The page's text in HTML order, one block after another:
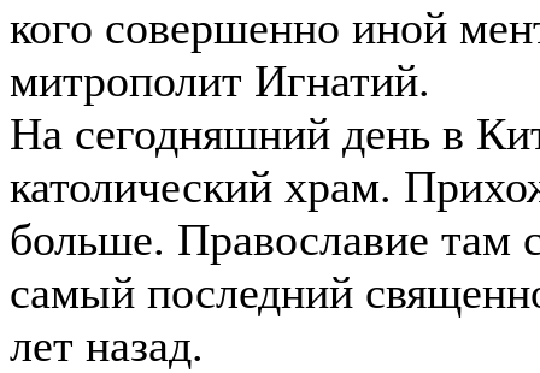
кого совершенно иной
митрополит Игнатий.
На сегодняшний день в
католический храм.
больше. Православие там
самый последний
лет назад.